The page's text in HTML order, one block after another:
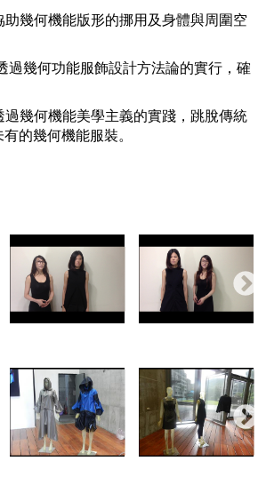
助幾何機能版形的挪用及身體與周圍空
過幾何功能服飾設計方法論的實行，確
過幾何機能美學主義的實踐，跳脫傳統
的幾何機能服裝。